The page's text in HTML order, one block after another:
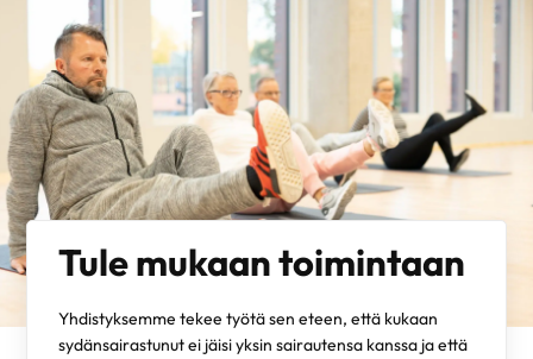
Tule mukaan toimintaan
Yhdistyksemme tekee työtä sen eteen, että kukaan
sydänsairastunut ei jäisi yksin sairautensa kanssa ja että